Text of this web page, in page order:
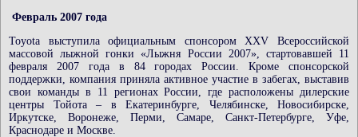
Февраль 2007 года
Toyota выступила официальным спонсором XXV Всероссийской
массовой лыжной гонки «Лыжня России 2007», стартовавшей 11
февраля 2007 года в 84 городах России. Кроме спонсорской
поддержки, компания приняла активное участие в забегах, выставив
свои команды в 11 регионах России, где расположены дилерские
центры Тойота – в Екатеринбурге, Челябинске, Новосибирске,
Иркутске, Воронеже, Перми, Самаре, Санкт-Петербурге, Уфе,
Краснодаре и Москве.